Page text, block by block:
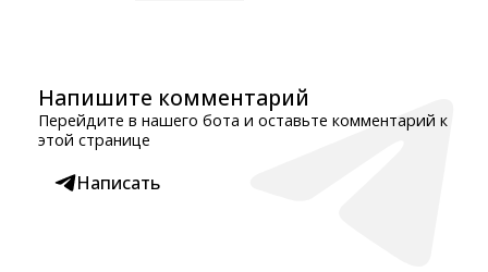
Напишите комментарий
Перейдите в нашего бота и оставьте комментарий к
этой странице
Написать